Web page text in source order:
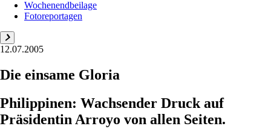
Wochenendbeilage
Fotoreportagen
12.07.2005
Die einsame Gloria
Philippinen: Wachsender Druck auf
Präsidentin Arroyo von allen Seiten.